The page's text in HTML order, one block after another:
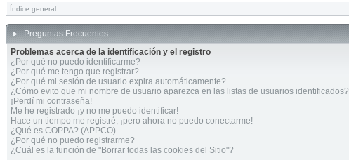
Índice general
Preguntas Frecuentes
Problemas acerca de la identificación y el registro
¿Por qué no puedo identificarme?
¿Por qué me tengo que registrar?
¿Por qué mi sesión de usuario expira automáticamente?
¿Cómo evito que mi nombre de usuario aparezca en las listas de usuarios identificados?
¡Perdí mi contraseña!
Me he registrado ¡y no me puedo identificar!
Hace un tiempo me registré, ¡pero ahora no puedo conectarme!
¿Qué es COPPA? (APPCO)
¿Por qué no puedo registrarme?
¿Cuál es la función de "Borrar todas las cookies del Sitio"?